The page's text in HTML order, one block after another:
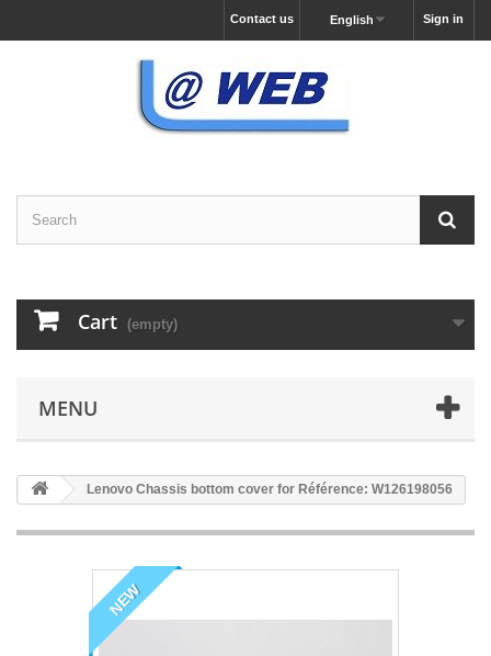
Sign in
English
Contact us
Cart (empty)
MENU
Lenovo Chassis bottom cover for Référence: W126198056
NEW